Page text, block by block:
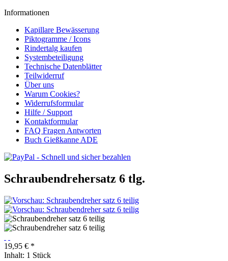
Informationen
Kapillare Bewässerung
Piktogramme / Icons
Rindertalg kaufen
Systembeteiligung
Technische Datenblätter
Teilwiderruf
Über uns
Warum Cookies?
Widerrufsformular
Hilfe / Support
Kontaktformular
FAQ Fragen Antworten
Buch Gießkanne ADE
Schraubendrehersatz 6 tlg.
19,95 € *
Inhalt: 1 Stück